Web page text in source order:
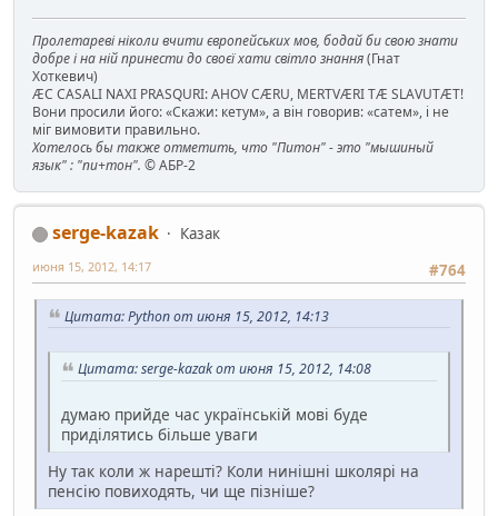
Пролетареві ніколи вчити європейських мов, бодай би свою знати
добре і на ній принести до своєї хати світло знання(Гнат
Хоткевич)
ÆC CASALI NAXI PRASQURI: AHOV CÆRU, MERTVÆRI TÆ SLAVUTÆT!
Вони просили його: «Скажи: кетум», а він говорив: «сатем», і не
міг вимовити правильно.
Хотелось бы также отметить, что "Питон" - это "мышиный
язык" : "пи+тон". © АБР-2
serge-kazak
Казак
#764
июня 15, 2012, 14:17
Цитата: Python от июня 15, 2012, 14:13
Цитата: serge-kazak от июня 15, 2012, 14:08
думаю прийде час українській мові буде
приділятись більше уваги
Ну так коли ж нарешті? Коли нинішні школярі на
пенсію повиходять, чи ще пізніше?